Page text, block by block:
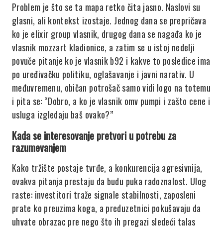
Problem je što se ta mapa retko čita jasno. Naslovi su
glasni, ali kontekst izostaje. Jednog dana se prepričava
ko je elixir group vlasnik, drugog dana se nagađa ko je
vlasnik mozzart kladionice, a zatim se u istoj nedelji
povuče pitanje ko je vlasnik b92 i kakve to posledice ima
po uređivačku politiku, oglašavanje i javni narativ. U
međuvremenu, običan potrošač samo vidi logo na totemu
i pita se: “Dobro, a ko je vlasnik omv pumpi i zašto cene i
usluga izgledaju baš ovako?”
Kada se interesovanje pretvori u potrebu za
razumevanjem
Kako tržište postaje tvrđe, a konkurencija agresivnija,
ovakva pitanja prestaju da budu puka radoznalost. Ulog
raste: investitori traže signale stabilnosti, zaposleni
prate ko preuzima koga, a preduzetnici pokušavaju da
uhvate obrazac pre nego što ih pregazi sledeći talas